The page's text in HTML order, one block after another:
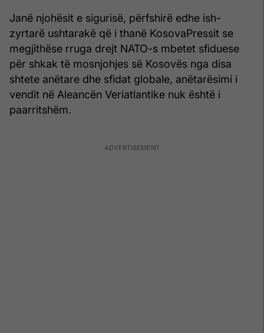
Janë njohësit e sigurisë, përfshirë edhe ish-
zyrtarë ushtarakë që i thanë KosovaPressit se
megjithëse rruga drejt NATO-s mbetet sfiduese
për shkak të mosnjohjes së Kosovës nga disa
shtete anëtare dhe sfidat globale, anëtarësimi i
vendit në Aleancën Veriatlantike nuk është i
paarritshëm.